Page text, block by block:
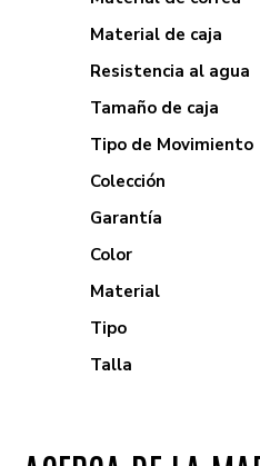
Material de caja
Resistencia al agua
Tamaño de caja
Tipo de Movimiento
Colección
Garantía
Color
Material
Tipo
Talla